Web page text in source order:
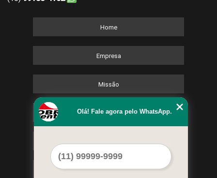
Home
Empresa
Missão
Serviços
Mapa do site
Olá! Fale agora pelo WhatsApp.